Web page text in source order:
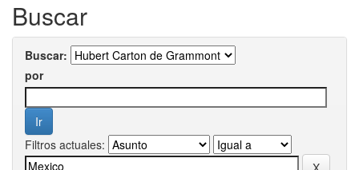
Buscar
Buscar:
por
Filtros actuales: